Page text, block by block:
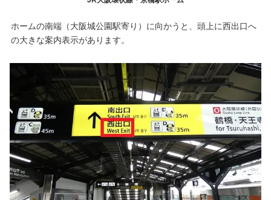
ホームの南端（大阪城公園駅寄り）に向かうと、頭上に西出口へ
の大きな案内表示があります。